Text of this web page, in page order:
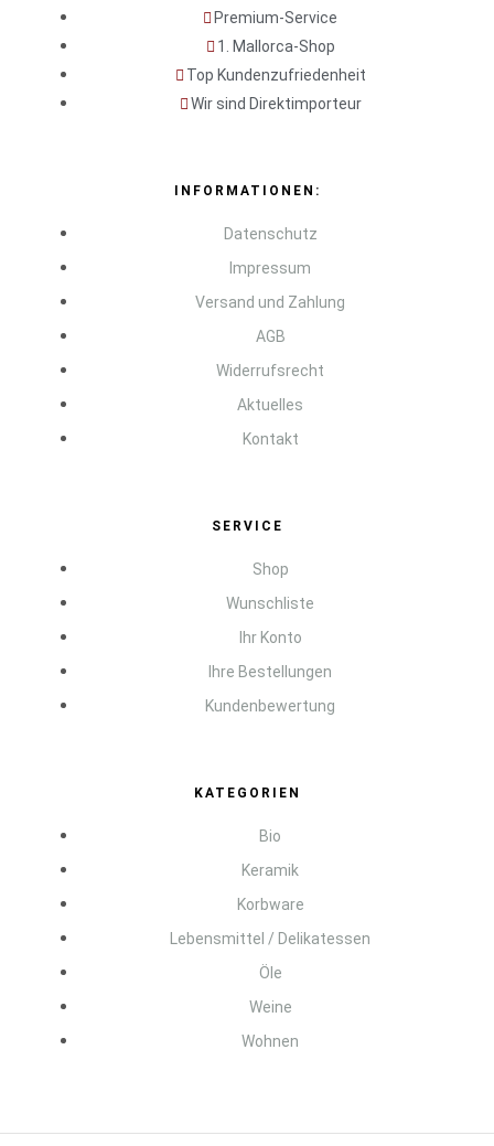
Premium-Service
1. Mallorca-Shop
Top Kundenzufriedenheit
Wir sind Direktimporteur
INFORMATIONEN:
Datenschutz
Impressum
Versand und Zahlung
AGB
Widerrufsrecht
Aktuelles
Kontakt
SERVICE
Shop
Wunschliste
Ihr Konto
Ihre Bestellungen
Kundenbewertung
KATEGORIEN
Bio
Keramik
Korbware
Lebensmittel / Delikatessen
Öle
Weine
Wohnen